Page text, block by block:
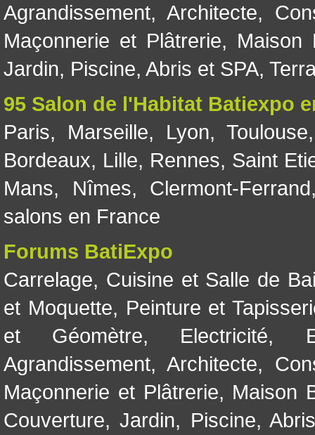
Agrandissement, Architecte,
Maçonnerie et Plâtrerie, Maison
Jardin, Piscine, Abris et SPA,
95 Salon de l'Habitat Batiexpo
Paris, Marseille, Lyon, Toulouse
Bordeaux, Lille, Rennes, Saint
Mans, Nîmes, Clermont-Ferrand
salons en France
Forums BatiExpo
Carrelage, Cuisine et Salle de
et Moquette, Peinture et
et Géomètre, Electricité,
Agrandissement, Architecte,
Maçonnerie et Plâtrerie, Maison
Couverture,Jardin, Piscine,